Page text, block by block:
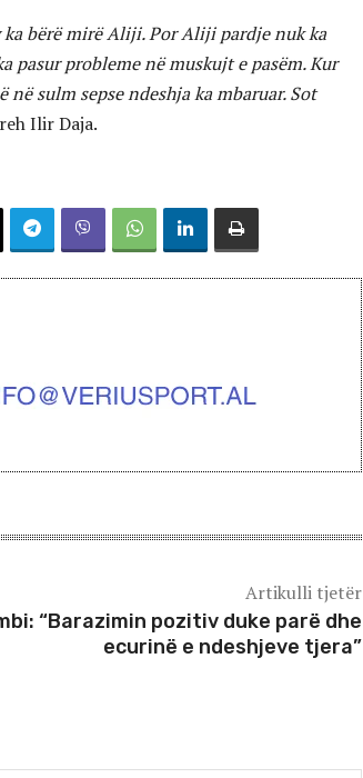
bërë mirë Aliji. Por Aliji pardje nuk ka
pasur probleme në muskujt e pasëm. Kur
sulm sepse ndeshja ka mbaruar. Sot
Ilir Daja.
Artikulli tjetër
“Barazimin pozitiv duke parë dhe
ecurinë e ndeshjeve tjera”